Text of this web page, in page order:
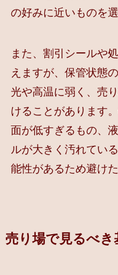
の好みに近いものを
また、割引シールや
えますが、保管状態
光や高温に弱く、売
けることがあります
面が低すぎるもの、
ルが大きく汚れてい
能性があるため避け
売り場で見るべき